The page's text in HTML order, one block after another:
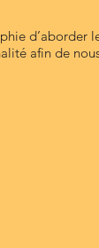
d’aborder
afin de